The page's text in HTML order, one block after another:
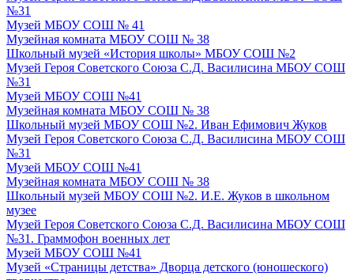
№31
Музей МБОУ СОШ № 41
Музейная комната МБОУ СОШ № 38
Школьный музей «История школы» МБОУ СОШ №2
Музей Героя Советского Союза С.Д. Василисина МБОУ СОШ
№31
Музей МБОУ СОШ №41
Музейная комната МБОУ СОШ № 38
Школьный музей МБОУ СОШ №2. Иван Ефимович Жуков
Музей Героя Советского Союза С.Д. Василисина МБОУ СОШ
№31
Музей МБОУ СОШ №41
Музейная комната МБОУ СОШ № 38
Школьный музей МБОУ СОШ №2. И.Е. Жуков в школьном
музее
Музей Героя Советского Союза С.Д. Василисина МБОУ СОШ
№31. Граммофон военных лет
Музей МБОУ СОШ №41
Музей «Страницы детства» Дворца детского (юношеского)